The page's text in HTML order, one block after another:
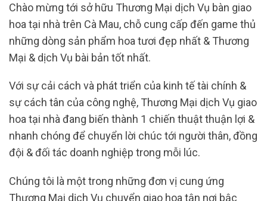
Chào mừng tới sở hữu Thương Mại dịch Vụ bàn giao
hoa tại nhà trên Cà Mau, chỗ cung cấp đến game thủ
những dòng sản phẩm hoa tươi đẹp nhất & Thương
Mại & dịch Vụ bài bản tốt nhất.
Với sự cải cách và phát triển của kinh tế tài chính &
sự cách tân của công nghệ, Thương Mại dịch Vụ giao
hoa tại nhà đang biến thành 1 chiến thuật thuận lợi &
nhanh chóng để chuyển lời chúc tới người thân, đồng
đội & đối tác doanh nghiệp trong mỗi lúc.
Chúng tôi là một trong những đơn vị cung ứng
Thương Mại dịch Vụ chuyển giao hoa tận nơi bậc